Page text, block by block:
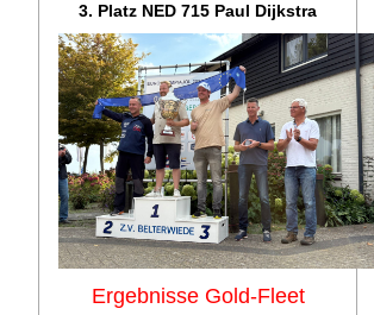
3. Platz NED 715 Paul Dijkstra
Ergebnisse Gold-Fleet